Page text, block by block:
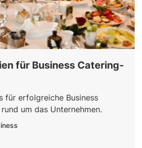
für Business Catering-
für erfolgreiche Business
um das Unternehmen.